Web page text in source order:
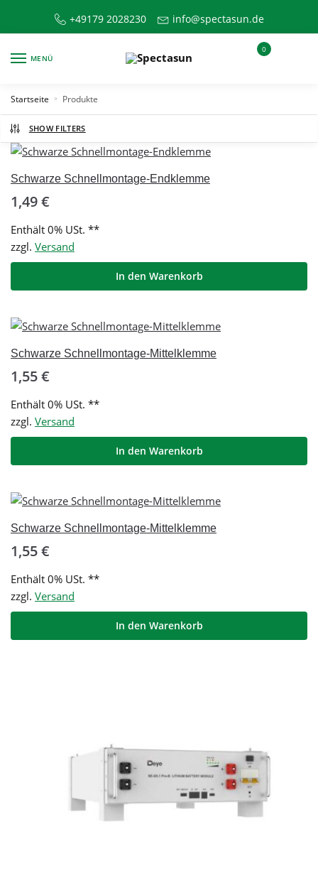
+49179 2028230 info@spectasun.de
MENÜ
0
Startseite » Produkte
SHOW FILTERS
Schwarze Schnellmontage-Endklemme
1,49€
Enthält 0% USt. **
zzgl. Versand
In den Warenkorb
Schwarze Schnellmontage-Mittelklemme
1,55€
Enthält 0% USt. **
zzgl. Versand
In den Warenkorb
Schwarze Schnellmontage-Mittelklemme
1,55€
Enthält 0% USt. **
zzgl. Versand
In den Warenkorb